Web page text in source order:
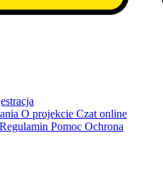
O projekcie Czat online
Regulamin Pomoc Ochrona